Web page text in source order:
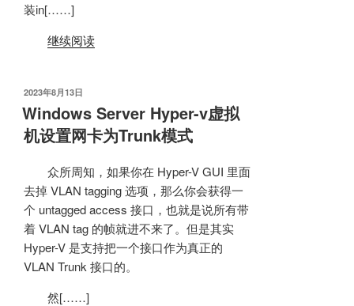
装in[……]
继续阅读
发
布
于
2023年8月13日
Windows Server Hyper-v虚拟
机设置网卡为Trunk模式
众所周知，如果你在 Hyper-V GUI 里面
去掉 VLAN tagging 选项，那么你会获得一
个 untagged access 接口，也就是说所有带
着 VLAN tag 的帧就进不来了。但是其实
Hyper-V 是支持把一个接口作为真正的
VLAN Trunk 接口的。
然[……]